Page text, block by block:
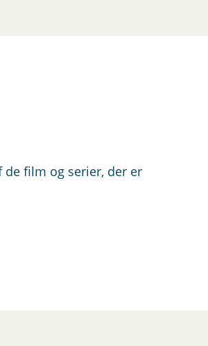
de film og serier, der er